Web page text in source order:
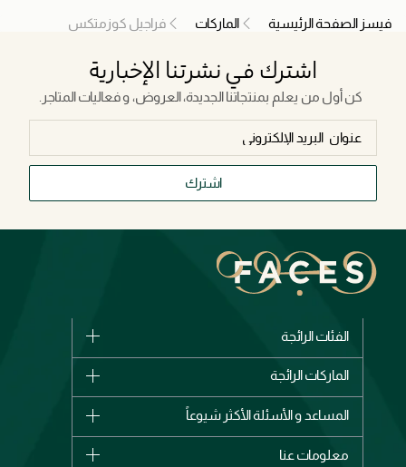
على توازن فروة الرأس. تُعد الخيار المثالي لمن يبحثون عن منتجات عناية
فيسز الصفحة الرئيسية الماركات فراجيل كوزمتكس
اشترك في نشرتنا الإخبارية
كن أول من يعلم بمنتجاتنا الجديدة، العروض، و فعاليات المتاجر.
اشترك
الفئات الرائجة
الأكثر مبيعاً
اشترِ بطاقة هدية
الماركات الرائجة
بربري
المساعد و الأسئلة الأكثر شيوعاً
معلومات عنا